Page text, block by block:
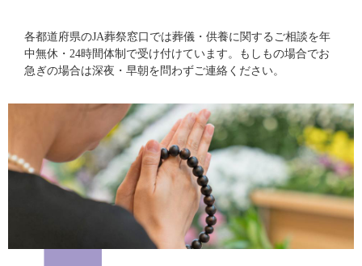
各都道府県のJA葬祭窓口では葬儀・供養に関するご相談を年
中無休・24時間体制で受け付けています。もしもの場合でお
急ぎの場合は深夜・早朝を問わずご連絡ください。